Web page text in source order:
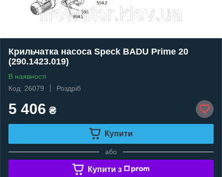
Крильчатка насоса Speck BADU Prime 20
(290.1423.019)
В наявності
Код: 26079
Роздріб
5 406 ₴
Купити
або
Купити з